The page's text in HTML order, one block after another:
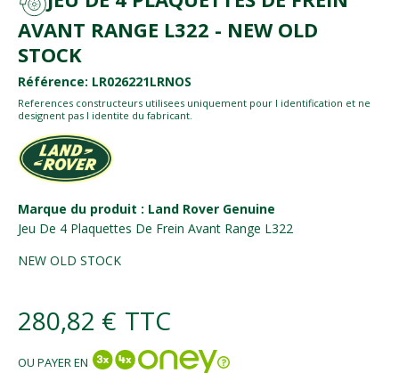
AVANT RANGE L322 - NEW OLD
STOCK
Référence: LR026221LRNOS
References constructeurs utilisees uniquement pour l identification et ne
designent pas l identite du fabricant.
Marque du produit : Land Rover Genuine
Jeu De 4 Plaquettes De Frein Avant Range L322
NEW OLD STOCK
280,82 € TTC
OU PAYER EN